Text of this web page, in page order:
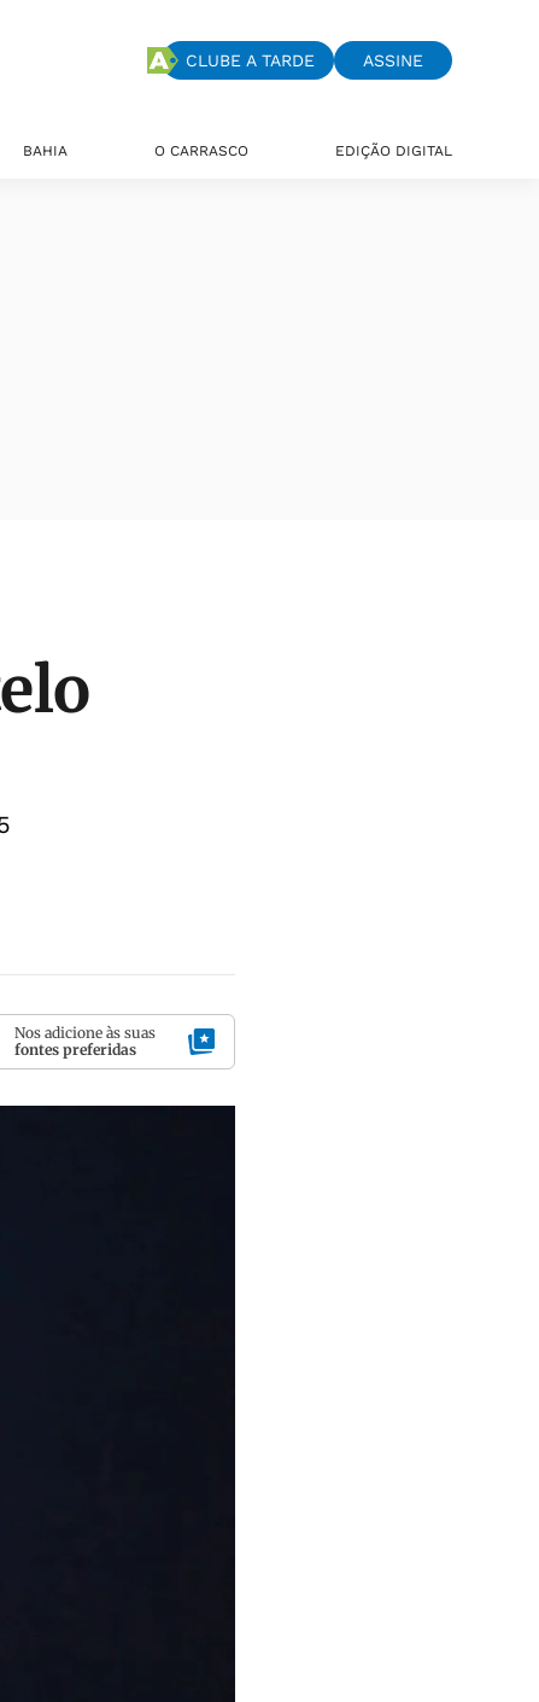
CLUBE A TARDE ASSINE
BAHIA O CARRASCO EDIÇÃO DIGITAL
Nos adicione às suas
fontes preferidas